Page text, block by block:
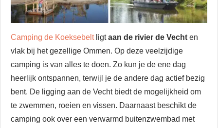
Camping de Koeksebeltligtaan de rivier de Vechten
vlak bij het gezellige Ommen. Op deze veelzijdige
camping is van alles te doen. Zo kun je de ene dag
heerlijk ontspannen, terwijl je de andere dag actief bezig
bent. De ligging aan de Vecht biedt de mogelijkheid om
te zwemmen, roeien en vissen. Daarnaast beschikt de
camping ook over een verwarmd buitenzwembad met